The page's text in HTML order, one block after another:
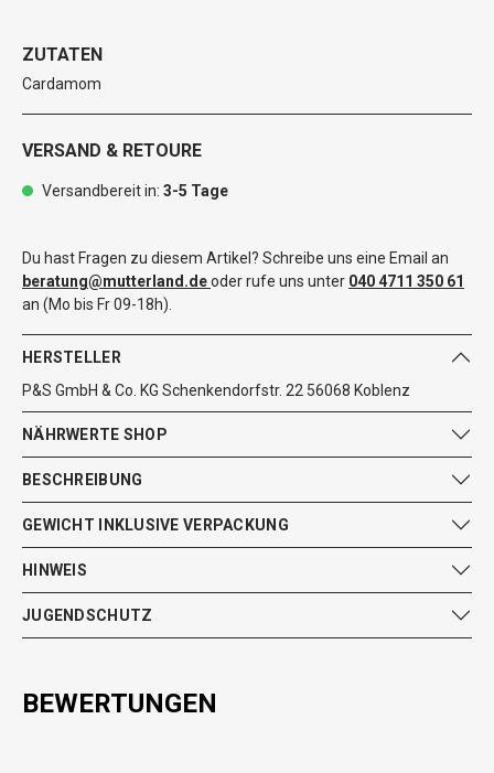
ZUTATEN
Cardamom
VERSAND & RETOURE
Versandbereit in: 3-5 Tage
Du hast Fragen zu diesem Artikel? Schreibe uns eine Email an
beratung@mutterland.deoder rufe uns unter 040 4711 350 61
an (Mo bis Fr 09-18h).
HERSTELLER
P&S GmbH & Co. KG Schenkendorfstr. 22 56068 Koblenz
NÄHRWERTE SHOP
BESCHREIBUNG
GEWICHT INKLUSIVE VERPACKUNG
HINWEIS
JUGENDSCHUTZ
BEWERTUNGEN